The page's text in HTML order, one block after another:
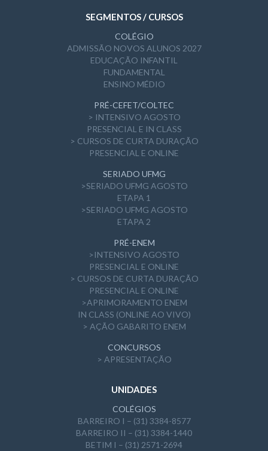
SEGMENTOS / CURSOS
COLÉGIO
ADMISSÃO NOVOS ALUNOS 2027
EDUCAÇÃO INFANTIL
FUNDAMENTAL
ENSINO MÉDIO
PRÉ-CEFET/COLTEC
> INTENSIVO AGOSTO
PRESENCIAL E IN CLASS
> CURSOS DE CURTA DURAÇÃO
PRESENCIAL E ONLINE
SERIADO UFMG
>SERIADO UFMG AGOSTO
ETAPA 1
>SERIADO UFMG AGOSTO
ETAPA 2
PRÉ-ENEM
>INTENSIVO AGOSTO
PRESENCIAL E ONLINE
> CURSOS DE CURTA DURAÇÃO
PRESENCIAL E ONLINE
>APRIMORAMENTO ENEM
IN CLASS (ONLINE AO VIVO)
> AÇÃO GABARITO ENEM
CONCURSOS
> APRESENTAÇÃO
UNIDADES
COLÉGIOS
BARREIRO I – (31) 3384-8577
BARREIRO II – (31) 3384-1440
BETIM I – (31) 2571-2694